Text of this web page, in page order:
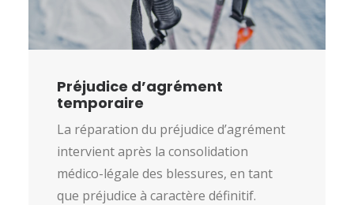
Préjudice d’agrément
temporaire
La réparation du préjudice d’agrément
intervient après la consolidation
médico-légale des blessures, en tant
que préjudice à caractère définitif.